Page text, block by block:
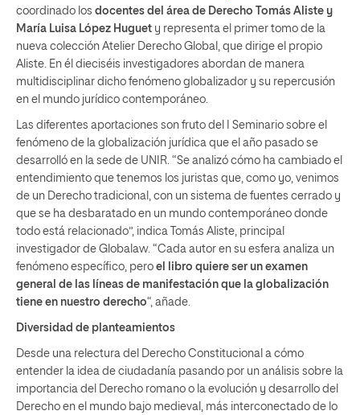
coordinado los docentes del área de Derecho Tomás Aliste y
María Luisa López Huguet y representa el primer tomo de la
nueva colección Atelier Derecho Global, que dirige el propio
Aliste. En él dieciséis investigadores abordan de manera
multidisciplinar dicho fenómeno globalizador y su repercusión
en el mundo jurídico contemporáneo.
Las diferentes aportaciones son fruto del I Seminario sobre el
fenómeno de la globalización jurídica que el año pasado se
desarrolló en la sede de UNIR. “Se analizó cómo ha cambiado el
entendimiento que tenemos los juristas que, como yo, venimos
de un Derecho tradicional, con un sistema de fuentes cerrado y
que se ha desbaratado en un mundo contemporáneo donde
todo está relacionado”, indica Tomás Aliste, principal
investigador de Globalaw. “Cada autor en su esfera analiza un
fenómeno específico, pero el libro quiere ser un examen
general de las líneas de manifestación que la globalización
tiene en nuestro derecho“, añade.
Diversidad de planteamientos
Desde una relectura del Derecho Constitucional a cómo
entender la idea de ciudadanía pasando por un análisis sobre la
importancia del Derecho romano o la evolución y desarrollo del
Derecho en el mundo bajo medieval, más interconectado de lo